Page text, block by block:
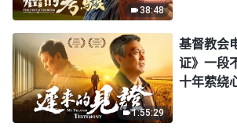
38:48
1:55:29
基督教会
证》一段
十年萦绕